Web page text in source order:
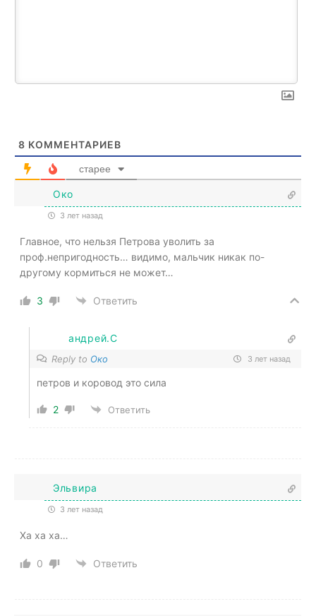
8 КОММЕНТАРИЕВ
старее
Око
3 лет назад
Главное, что нельзя Петрова уволить за
проф.непригодность… видимо, мальчик никак по-
другому кормиться не может…
3 Ответить
андрей.С
Reply to Око 3 лет назад
петров и коровод это сила
2 Ответить
Эльвира
3 лет назад
Ха ха ха…
0 Ответить